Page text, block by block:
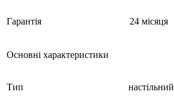
Гарантія 24 місяця
Основні характеристики
Тип настільний